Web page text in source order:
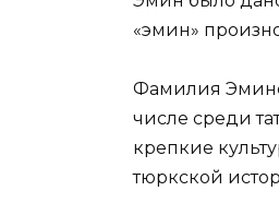
«эмин»
Фамилия
числе среди
крепкие
тюркской